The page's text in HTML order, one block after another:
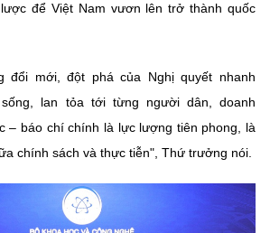
để Việt Nam vươn lên trở thành quốc
đổi mới, đột phá của Nghị quyết nhanh
lan tỏa tới từng người dân, doanh
– báo chí chính là lực lượng tiên phong, là
chính sách và thực tiễn", Thứ trưởng nói.